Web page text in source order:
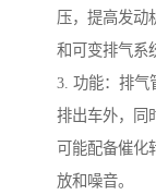
压，提高发动
和可变排气系
3. 功能：排气
排出车外，同
可能配备催化
放和噪音。